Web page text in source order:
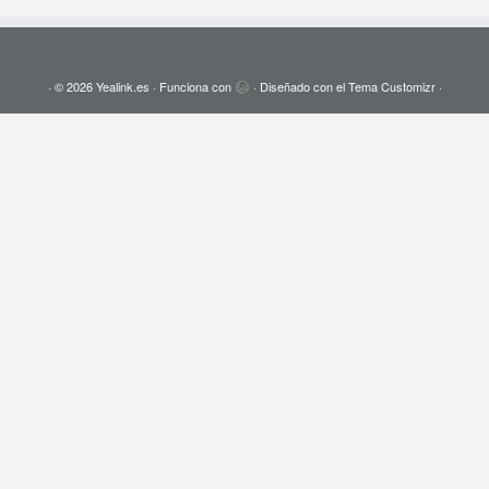
· © 2026 Yealink.es · Funciona con · Diseñado con elTema Customizr·